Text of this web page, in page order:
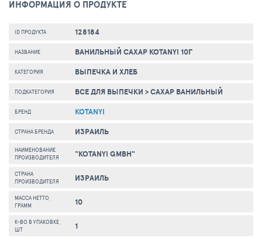
ИНФОРМАЦИЯ О ПРОДУКТЕ
ID ПРОДУКТА 128184
НАЗВАНИЕ ВАНИЛЬНЫЙ САХАР KOTANYI 10Г
КАТЕГОРИЯ ВЫПЕЧКА И ХЛЕБ
ПОДКАТЕГОРИЯ ВСЕ ДЛЯ ВЫПЕЧКИ >САХАР ВАНИЛЬНЫЙ
БРЕНД KOTANYI
СТРАНА БРЕНДА ИЗРАИЛЬ
НАИМЕНОВАНИЕ
ПРОИЗВОДИТЕЛЯ
"KOTANYI GMBH"
СТРАНА
ПРОИЗВОДИТЕЛЯ
ИЗРАИЛЬ
МАССА НЕТТО,
ГРАММ
10
К-ВО В УПАКОВКЕ,
ШТ
1